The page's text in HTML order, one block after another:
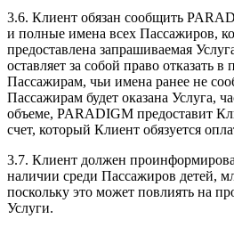
3.6. Клиент обязан сообщить
и полные имена всех Пассажиров,
предоставлена запрашиваемая
оставляет за собой право отказать
Пассажирам, чьи имена ранее не
Пассажирам будет оказана Услуга,
объеме, PARADIGM предоставит
счет, который Клиент обязуется
3.7. Клиент должен
наличии среди Пассажиров детей,
поскольку это может повлиять на
Услуги.